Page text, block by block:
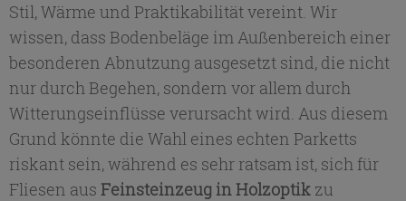
Stil, Wärme und Praktikabilität vereint. Wir
wissen, dass Bodenbeläge im Außenbereich einer
besonderen Abnutzung ausgesetzt sind, die nicht
nur durch Begehen, sondern vor allem durch
Witterungseinflüsse verursacht wird. Aus diesem
Grund könnte die Wahl eines echten Parketts
riskant sein, während es sehr ratsam ist, sich für
Fliesen aus Feinsteinzeug in Holzoptik zu